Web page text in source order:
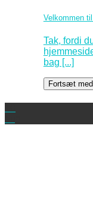
Velkommen
Tak, fordi
bag [...]
Fortsæt